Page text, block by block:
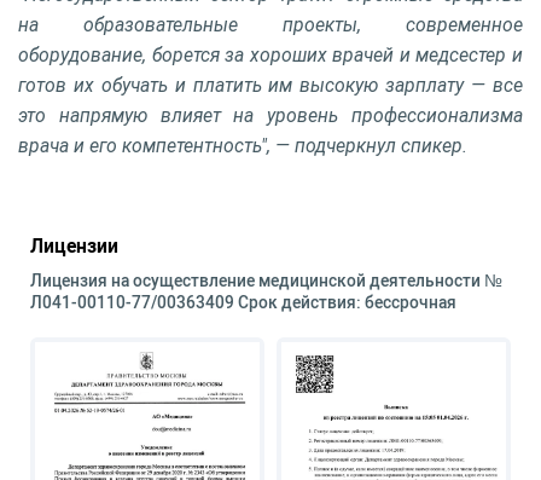
на образовательные проекты, современное
оборудование, борется за хороших врачей и медсестер и
готов их обучать и платить им высокую зарплату — все
это напрямую влияет на уровень профессионализма
врача и его компетентность", — подчеркнул спикер.
Лицензии
Лицензия на осуществление медицинской деятельности №
Л041-00110-77/00363409 Срок действия: бессрочная